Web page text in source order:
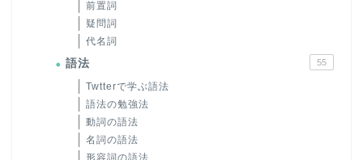
前置詞
疑問詞
代名詞
語法 55
Twtterで学ぶ語法
語法の勉強法
動詞の語法
名詞の語法
形容詞の語法